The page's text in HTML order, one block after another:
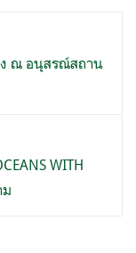
ณ อนุสรณ์สถาน
WITH
ม